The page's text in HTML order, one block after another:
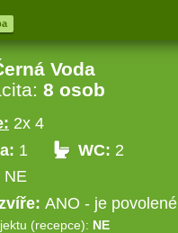
Voda
8 osob
2x 4
1 WC: 2
NE
ANO - je povolené
(recepce): NE